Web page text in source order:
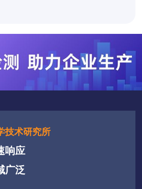
技术研究所
响应
广泛